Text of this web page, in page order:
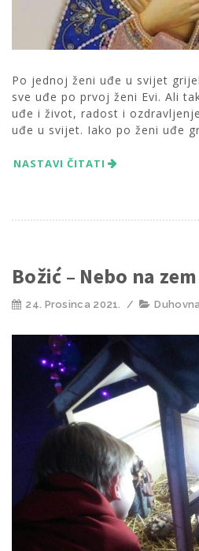
Po jednoj ženi uđe u svijet
sve uđe po prvoj ženi Evi. Ali
uđe i život, radost i
uđe u svijet. Iako po ženi uđe
NASTAVI ČITATI
Božić – Nebo na
24. Prosinca 2021. /